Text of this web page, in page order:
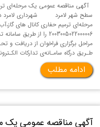
آگهی مناقصه عمومی یک مرحله‌ای
سطح شهر لامرد شهرداری لامرد در
مرحله‌ای ترمیم حفاری کانال های
2003005022000006 را از
مراحل برگزاری فراخوان از دریافت و
طـریق درگاه سامـانه‌ی تدارکات
ادامه مطلب
آگهی مناقصه عمومی یک